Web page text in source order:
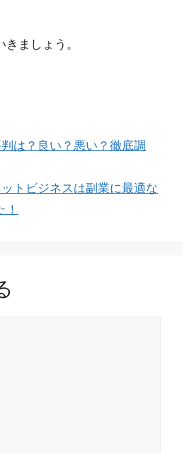
ましょう。
は？良い？悪い？徹底調
トビジネスは副業に最適な